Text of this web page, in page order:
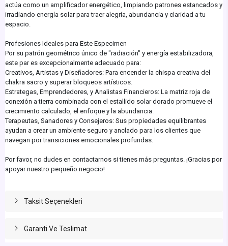
actúa como un amplificador energético, limpiando patrones estancados y
irradiando energía solar para traer alegría, abundancia y claridad a tu
espacio.
Profesiones Ideales para Este Especimen
Por su patrón geométrico único de "radiación" y energía estabilizadora,
este par es excepcionalmente adecuado para:
Creativos, Artistas y Diseñadores: Para encender la chispa creativa del
chakra sacro y superar bloqueos artísticos.
Estrategas, Emprendedores, y Analistas Financieros: La matriz roja de
conexión a tierra combinada con el estallido solar dorado promueve el
crecimiento calculado, el enfoque y la abundancia.
Terapeutas, Sanadores y Consejeros: Sus propiedades equilibrantes
ayudan a crear un ambiente seguro y anclado para los clientes que
navegan por transiciones emocionales profundas.
Por favor, no dudes en contactarnos si tienes más preguntas. ¡Gracias por
apoyar nuestro pequeño negocio!
Taksit Seçenekleri
Garanti Ve Teslimat